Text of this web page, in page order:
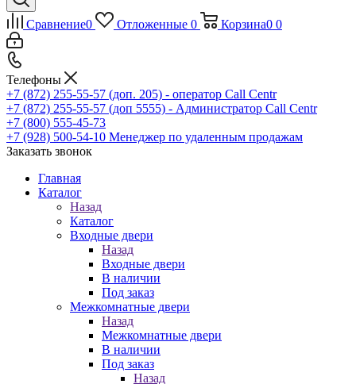
Сравнение0 Отложенные 0 Корзина0 0
Телефоны
+7 (872) 255-55-57 (доп. 205) - оператор Call Centr
+7 (872) 255-55-57 (доп 5555) - Администратор Call Centr
+7 (800) 555-45-73
+7 (928) 500-54-10 Менеджер по удаленным продажам
Заказать звонок
Главная
Каталог
Назад
Каталог
Входные двери
Назад
Входные двери
В наличии
Под заказ
Межкомнатные двери
Назад
Межкомнатные двери
В наличии
Под заказ
Назад